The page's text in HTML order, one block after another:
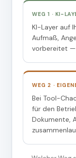
WEG 1 · KI-
KI-Layer auf
Aufmaß,
vorbereitet —
WEG 2 ·
Bei Tool-
für den
Dokumente,